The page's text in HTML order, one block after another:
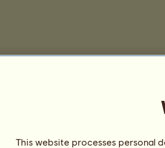
This website processes personal